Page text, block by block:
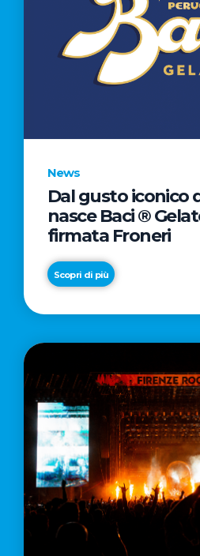
News
Dal gusto iconico
nasce Baci ®
firmata Froneri
Scopri di più